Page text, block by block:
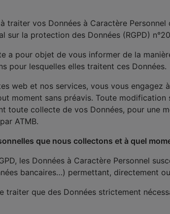
à traiter vos Données à Caractère
sur la protection des Données (RGPD)
a pour objet de vous informer de la
pour lesquelles elles traitent ces Données.
web et nos services, vous vous
moment sans préavis. Toute
toute collecte de vos Données, pour une
ATMB.
que nous collectons et à quel
les Données à Caractère Personnel
bancaires…) permettant, directement
traiter que des Données strictement